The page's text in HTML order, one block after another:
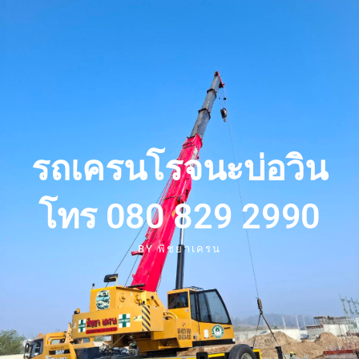
รถเครนโรจนะบ่อวิน
โทร 080 829 2990
BYพิชยาเครน